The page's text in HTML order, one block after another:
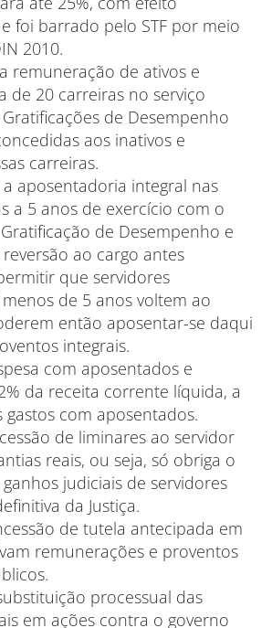
foi barrado pelo STF por meio
2010.
remuneração de ativos e
de 20 carreiras no serviço
de Desempenho
aos inativos e
carreiras.
aposentadoria integral nas
a 5 anos de exercício com o
de Desempenho e
ao cargo antes
que servidores
de 5 anos voltem ao
então aposentar-se daqui
integrais.
com aposentados e
da receita corrente líquida, a
com aposentados.
de liminares ao servidor
reais, ou seja, só obriga o
judiciais de servidores
da Justiça.
de tutela antecipada em
remunerações e proventos
processual das
em ações contra o governo